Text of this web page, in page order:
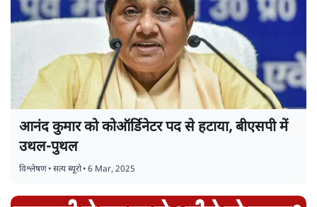
आनंद कुमार को कोऑर्डिनेटर पद से हटाया, बीएसपी में
उथल-पुथल
विश्लेषण•सत्य ब्यूरो•6 Mar, 2025